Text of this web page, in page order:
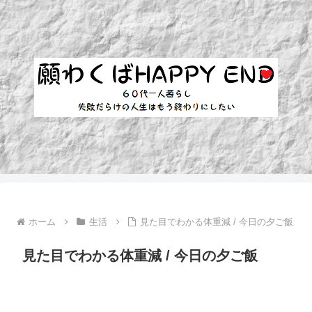
ホーム 生活 見た目でわかる体重減 / 今日の夕ご飯
見た目でわかる体重減 / 今日の夕ご飯